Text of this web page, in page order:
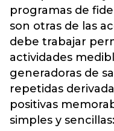
programas de
son otras de las
debe trabajar
actividades
generadoras de
repetidas
positivas
simples y